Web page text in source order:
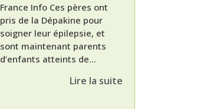
France Info Ces pères ont
pris de la Dépakine pour
soigner leur épilepsie, et
sont maintenant parents
d’enfants atteints de...
Lire la suite